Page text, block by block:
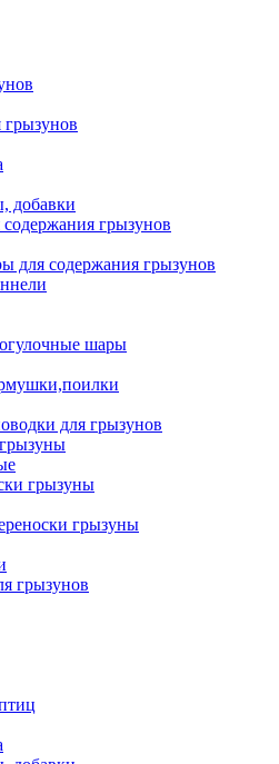
грызунов
добавки
грызунов
для содержания грызунов
шары
для грызунов
грызуны
грызуны
грызунов